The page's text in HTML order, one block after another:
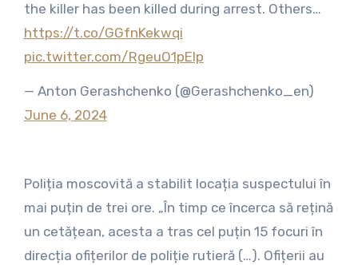
the killer has been killed during arrest. Others…
https://t.co/GGfnKekwqi
pic.twitter.com/RgeuO1pElp
— Anton Gerashchenko (@Gerashchenko_en)
June 6, 2024
Poliția moscovită a stabilit locația suspectului în
mai puțin de trei ore. „În timp ce încerca să rețină
un cetățean, acesta a tras cel puțin 15 focuri în
direcția ofițerilor de poliție rutieră (…). Ofițerii au